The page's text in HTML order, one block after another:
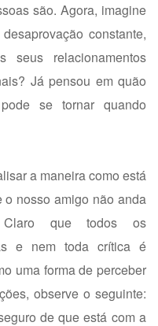
são. Agora, imagine
constante,
relacionamentos
Já pensou em quão
se tornar quando
a maneira como está
nosso amigo não anda
que todos os
e nem toda crítica é
uma forma de perceber
observe o seguinte:
de que está com a